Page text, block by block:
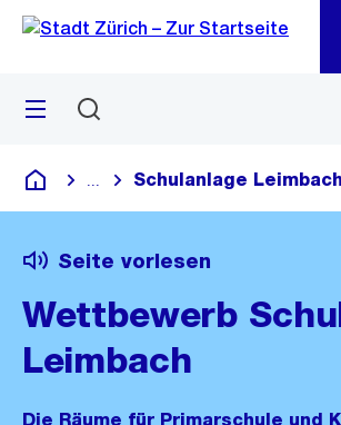
Navigation
Sprunglink
Menü
Deutsch
Blende alle Breadcrumbs ein
Schulanlage Leimbach
Seite vorlesen
Wettbewerb
Leimbach
Die Räume für Primarschule und